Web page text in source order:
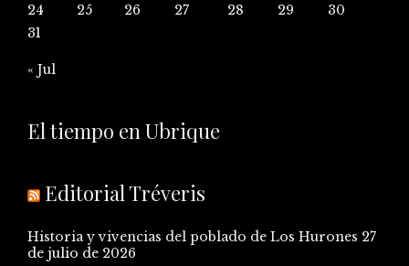
24
25 26 27 28 29
30
31
« Jul
El tiempo en Ubrique
Editorial Tréveris
Historia y vivencias del poblado de Los Hurones 27
de julio de 2026